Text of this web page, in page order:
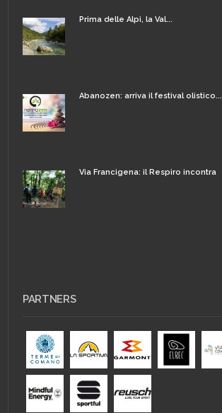
Prima delle Alpi, la Val...
Abanozen: arriva il festival olistico...
Via Francigena: il Respiro incontra
PARTNERS